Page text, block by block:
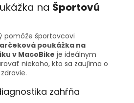
na Športovú
pomôže športovcovi
poukážka na
v MacoBike je ideálnym
niekoho, kto sa zaujíma o
zahŕňa